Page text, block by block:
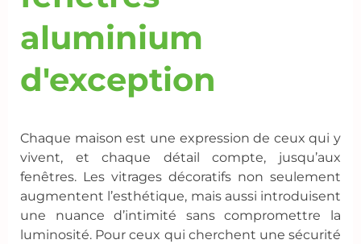
aluminium
d'exception
Chaque maison est une expression de ceux qui y
vivent, et chaque détail compte, jusqu’aux
fenêtres. Les vitrages décoratifs non seulement
augmentent l’esthétique, mais aussi introduisent
une nuance d’intimité sans compromettre la
luminosité. Pour ceux qui cherchent une sécurité